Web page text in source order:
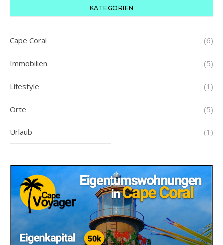
KATEGORIEN
Cape Coral (6)
Immobilien (5)
Lifestyle (1)
Orte (5)
Urlaub (1)